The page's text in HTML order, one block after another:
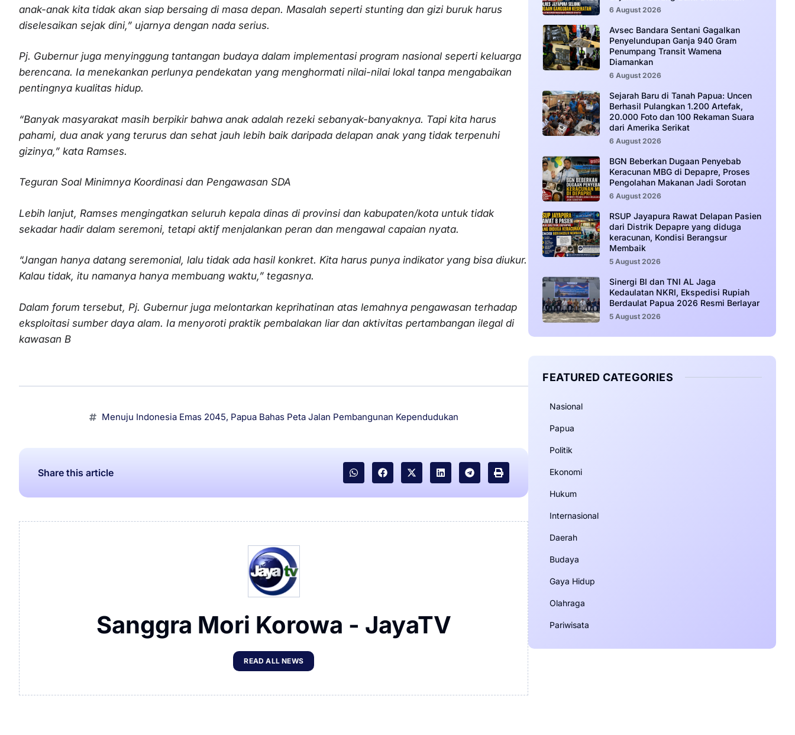
anak-anak kita tidak akan siap bersaing di masa depan. Masalah seperti stunting dan gizi buruk harus
diselesaikan sejak dini,” ujarnya dengan nada serius.
Pj. Gubernur juga menyinggung tantangan budaya dalam implementasi program nasional seperti keluarga
berencana. Ia menekankan perlunya pendekatan yang menghormati nilai-nilai lokal tanpa mengabaikan
pentingnya kualitas hidup.
“Banyak masyarakat masih berpikir bahwa anak adalah rezeki sebanyak-banyaknya. Tapi kita harus
pahami, dua anak yang terurus dan sehat jauh lebih baik daripada delapan anak yang tidak terpenuhi
gizinya,” kata Ramses.
Teguran Soal Minimnya Koordinasi dan Pengawasan SDA
Lebih lanjut, Ramses mengingatkan seluruh kepala dinas di provinsi dan kabupaten/kota untuk tidak
sekadar hadir dalam seremoni, tetapi aktif menjalankan peran dan mengawal capaian nyata.
“Jangan hanya datang seremonial, lalu tidak ada hasil konkret. Kita harus punya indikator yang bisa diukur.
Kalau tidak, itu namanya hanya membuang waktu,” tegasnya.
Dalam forum tersebut, Pj. Gubernur juga melontarkan keprihatinan atas lemahnya pengawasan terhadap
eksploitasi sumber daya alam. Ia menyoroti praktik pembalakan liar dan aktivitas pertambangan ilegal di
kawasan B
Menuju Indonesia Emas 2045, Papua Bahas Peta Jalan Pembangunan Kependudukan
Share this article
Sanggra Mori Korowa - JayaTV
READ ALL NEWS
6 August 2026
Avsec Bandara Sentani Gagalkan
Penyelundupan Ganja 940 Gram
Penumpang Transit Wamena
Diamankan
6 August 2026
Sejarah Baru di Tanah Papua: Uncen
Berhasil Pulangkan 1.200 Artefak,
20.000 Foto dan 100 Rekaman Suara
dari Amerika Serikat
6 August 2026
BGN Beberkan Dugaan Penyebab
Keracunan MBG di Depapre, Proses
Pengolahan Makanan Jadi Sorotan
6 August 2026
RSUP Jayapura Rawat Delapan Pasien
dari Distrik Depapre yang diduga
keracunan, Kondisi Berangsur
Membaik
5 August 2026
Sinergi BI dan TNI AL Jaga
Kedaulatan NKRI, Ekspedisi Rupiah
Berdaulat Papua 2026 Resmi Berlayar
5 August 2026
FEATURED CATEGORIES
Nasional
Papua
Politik
Ekonomi
Hukum
Internasional
Daerah
Budaya
Gaya Hidup
Olahraga
Pariwisata